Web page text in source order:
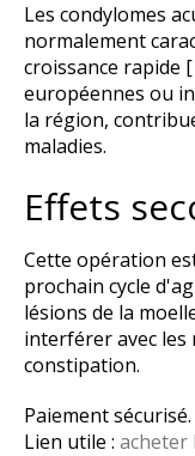
Les condylomes
normalement
croissance rapide
européennes ou
la région,
maladies.
Effets
Cette opération
prochain cycle
lésions de la
interférer avec
constipation.
Paiement
Lien utile : acheter